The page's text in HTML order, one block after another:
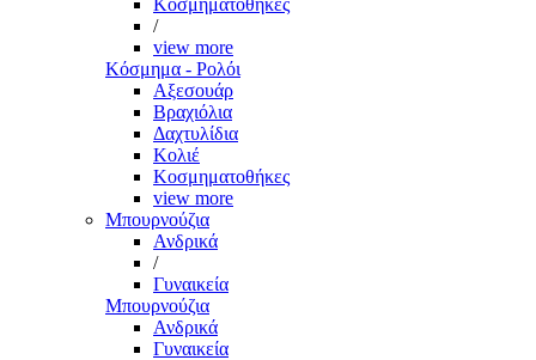
Κοσμηματοθήκες
/
view more
Κόσμημα - Ρολόι
Αξεσουάρ
Βραχιόλια
Δαχτυλίδια
Κολιέ
Κοσμηματοθήκες
view more
Μπουρνούζια
Ανδρικά
/
Γυναικεία
Μπουρνούζια
Ανδρικά
Γυναικεία